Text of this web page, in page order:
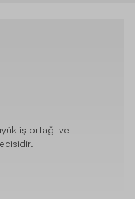
iş ortağı ve